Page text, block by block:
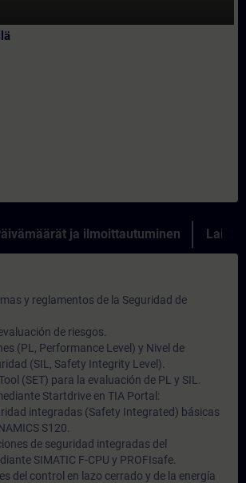
ja ilmoittautuminen
y reglamentos de la Seguridad de
de riesgos.
(PL, Performance Level) y Nivel de
(SIL, Safety Integrity Level).
(SET) para la evaluación de PL y SIL.
Startdrive en TIA Portal:
integradas (Safety Integrated) básicas
S120.
de seguridad integradas del
SIMATIC F-CPU y PROFIsafe.
del control en lazo cerrado y de la energía